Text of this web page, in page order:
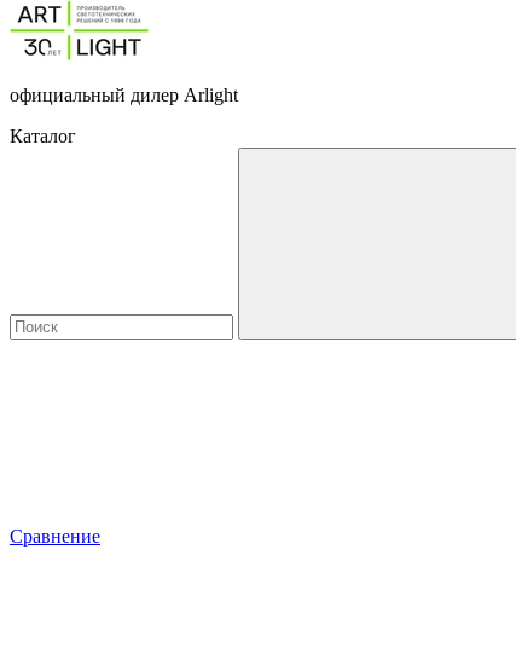
официальный дилер Arlight
Каталог
Сравнение